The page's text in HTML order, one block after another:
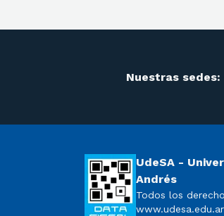
Nuestras sedes:
UdeSA -
Andrés
Todos los